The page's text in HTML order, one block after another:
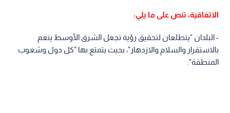
الاتفاقية، تنص على ما يلي:
- البلدان "يتطلعان لتحقيق رؤية تجعل الشرق الأوسط ينعم
بالاستقرار والسلام والازدهار"، بحيث يتمتع بها "كل دول وشعوب
المنطقة".